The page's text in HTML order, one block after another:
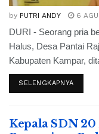
by PUTRI ANDY 6
DURI - Seorang pria
Halus, Desa Pantai
Kabupaten Kampar,
SELENGKAPNYA
Kepala SDN